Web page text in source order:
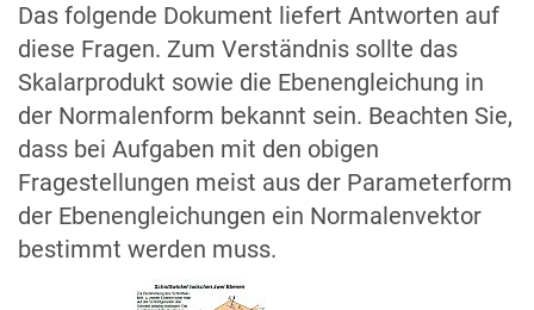
Das folgende Dokument liefert Antworten auf
diese Fragen. Zum Verständnis sollte das
Skalarprodukt sowie die Ebenengleichung in
der Normalenform bekannt sein. Beachten Sie,
dass bei Aufgaben mit den obigen
Fragestellungen meist aus der Parameterform
der Ebenengleichungen ein Normalenvektor
bestimmt werden muss.